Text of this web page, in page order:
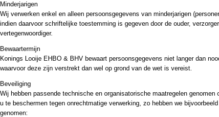
Minderjarigen
Wij verwerken enkel en alleen persoonsgegevens van minderjarigen
indien daarvoor schriftelijke toestemming is gegeven door de ouder,
vertegenwoordiger.
Bewaartermijn
Konings Looije EHBO & BHV bewaart persoonsgegevens niet langer dan
waarvoor deze zijn verstrekt dan wel op grond van de wet is vereist.
Beveiliging
Wij hebben passende technische en organisatorische maatregelen genomen
u te beschermen tegen onrechtmatige verwerking, zo hebben we
genomen: